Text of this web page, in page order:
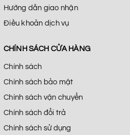
Hướng dẫn giao nhận
Điều khoản dịch vụ
CHÍNH SÁCH CỬA HÀNG
Chính sách
Chính sách bảo mật
Chính sách vận chuyển
Chính sách đổi trả
Chính sách sử dụng